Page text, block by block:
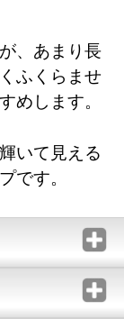
、あまり長
ふくらませ
めします。
いて見える
です。